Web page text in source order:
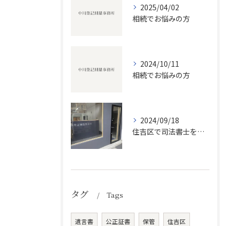
2025/04/02
相続でお悩みの方
2024/10/11
相続でお悩みの方
2024/09/18
住吉区で司法書士をお探しの方
タグ Tags
遺言書 公正証書 保管 住吉区